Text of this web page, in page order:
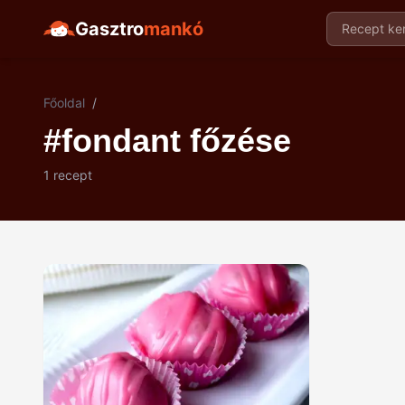
Gasztromankó Recept
Főoldal /
#fondant főzése
1 recept